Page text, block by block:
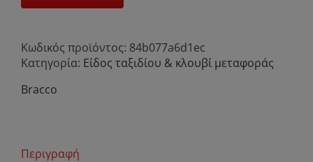
Κωδικός προϊόντος: 84b077a6d1ec
Κατηγορία: Είδος ταξιδίου & κλουβί μεταφοράς
Bracco
Περιγραφή